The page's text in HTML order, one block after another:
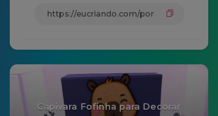
Capivara Fofinha para Decorar